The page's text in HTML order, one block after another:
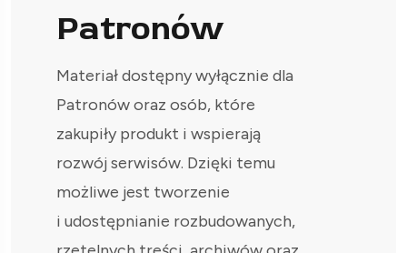
Patronów
Materiał dostępny wyłącznie dla
Patronów oraz osób, które
zakupiły produkt i wspierają
rozwój serwisów. Dzięki temu
możliwe jest tworzenie
i udostępnianie rozbudowanych,